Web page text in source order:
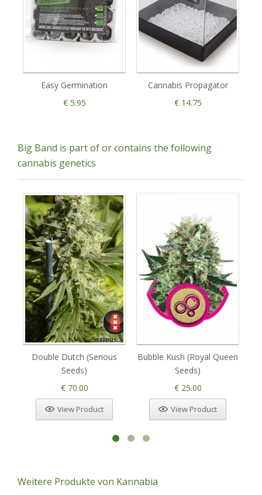
Easy Germination
€ 5.95
Cannabis Propagator
€ 14.75
Big Band is part of or contains the following
cannabis genetics
Double Dutch (Serious
Seeds)
€ 70.00
View Product
Bubble Kush (Royal Queen
Seeds)
€ 25.00
View Product
Weitere Produkte von Kannabia